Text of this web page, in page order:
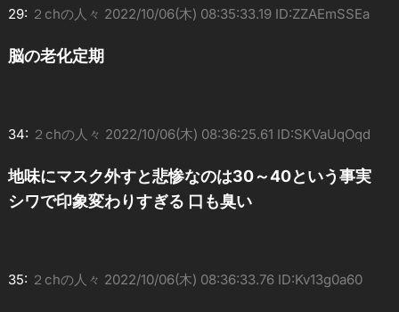
29: ２chの人々 2022/10/06(木) 08:35:33.19 ID:ZZAEmSSEa
脳の老化定期
34: ２chの人々 2022/10/06(木) 08:36:25.61 ID:SKVaUqOqd
地味にマスク外すと悲惨なのは30～40という事実
シワで印象変わりすぎる 口も臭い
35: ２chの人々 2022/10/06(木) 08:36:33.76 ID:Kv13g0a60